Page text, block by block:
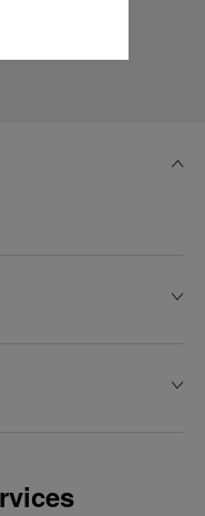
l’utilisation